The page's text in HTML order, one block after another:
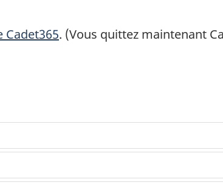
. (Vous quittez maintenant